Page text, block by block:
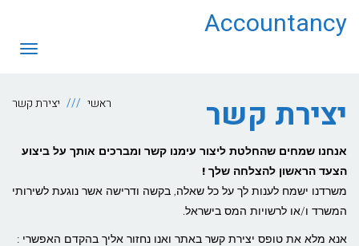
Accountancy
ראשי יצירת קשר יצירת קשר
אנחנו שמחים שהחלטת ליצור עימנו קשר ומברכים אותך על ביצוע
הצעד הראשון להצלחה שלך !
משרדנו ישמח לענות לך על כל שאלה, בקשה ודרישה אשר נוגעת לשירותי
המשרד ו/או לרשויות המס בישראל.
אנא מלא את טופס יצירת קשר באתר ואנו נחזור אליך בהקדם האפשרי :